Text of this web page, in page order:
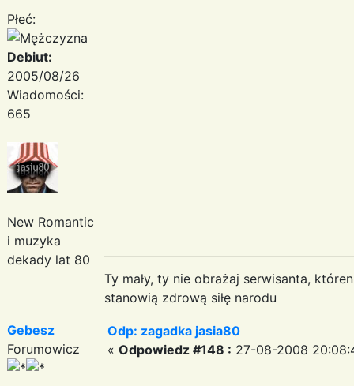
Płeć:
Debiut:
2005/08/26
Wiadomości:
665
New Romantic
i muzyka
dekady lat 80
Ty mały, ty nie obrażaj serwisanta,
stanowią zdrową siłę narodu
Gebesz
Forumowicz
Odp: zagadka jasia80
« Odpowiedz #148 : 27-08-2008